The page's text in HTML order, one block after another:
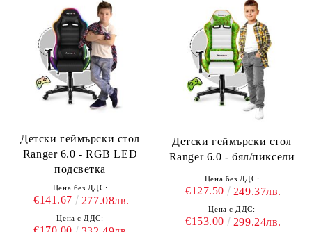
Детски геймърски стол
Ranger 6.0 - RGB LED
подсветка
Цена без ДДС:
€141.67 277.08лв.
Цена с ДДС:
Детски геймърски стол
Ranger 6.0 - бял/пиксели
Цена без ДДС:
€127.50 249.37лв.
Цена с ДДС:
€153.00 299.24лв.